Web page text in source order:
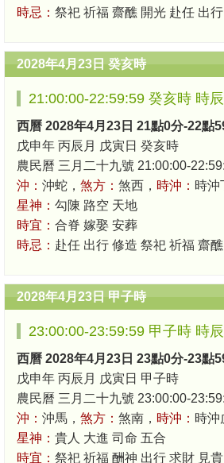
時忌： 祭祀 祈福 齋醮 開光 赴任 出行
2028年4月23日 癸亥時
21:00:00-22:59:59 癸亥時 時
西曆 2028年4月23日 21點0分-22點
戊申年 丙辰月 戊寅日 癸亥時
農民曆 三月二十九號 21:00:00-
沖： 沖蛇， 煞方： 煞西， 時沖： 時沖
星神： 勾陳 路空 天地
時宜： 合脊 嫁娶 安葬
時忌： 赴任 出行 修造 祭祀 祈福 齋
2028年4月23日 甲子時
23:00:00-23:59:59 甲子時 時
西曆 2028年4月23日 23點0分-23點
戊申年 丙辰月 戊寅日 甲子時
農民曆 三月二十九號 23:00:00-
沖： 沖馬， 煞方： 煞南， 時沖： 時沖
星神： 貴人 大進 司命 五合
時宜： 祭祀 祈福 酬神 出行 求財 見